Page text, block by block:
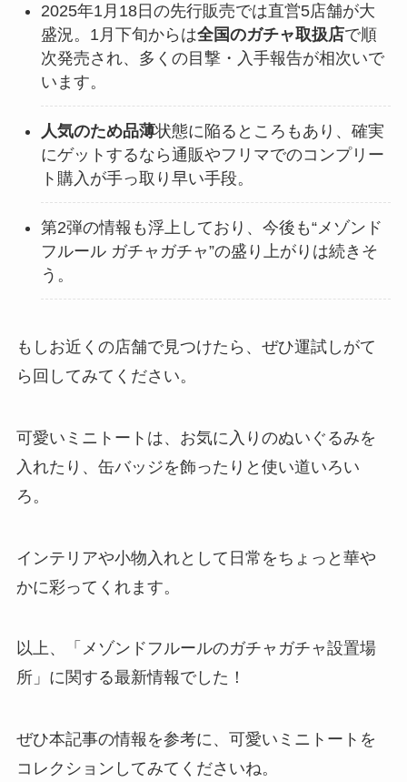
2025年1月18日の先行販売では直営5店舗が大
盛況。1月下旬からは全国のガチャ取扱店で順
次発売され、多くの目撃・入手報告が相次いで
います。
人気のため品薄状態に陥るところもあり、確実
にゲットするなら通販やフリマでのコンプリー
ト購入が手っ取り早い手段。
第2弾の情報も浮上しており、今後も“メゾンド
フルール ガチャガチャ”の盛り上がりは続きそ
う。
もしお近くの店舗で見つけたら、ぜひ運試しがて
ら回してみてください。
可愛いミニトートは、お気に入りのぬいぐるみを
入れたり、缶バッジを飾ったりと使い道いろい
ろ。
インテリアや小物入れとして日常をちょっと華や
かに彩ってくれます。
以上、「メゾンドフルールのガチャガチャ設置場
所」に関する最新情報でした！
ぜひ本記事の情報を参考に、可愛いミニトートを
コレクションしてみてくださいね。